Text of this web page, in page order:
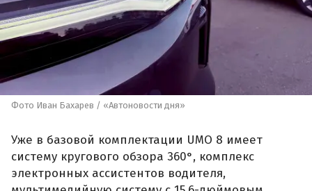
Фото Иван Бахарев / «Автоновости дня»
Уже в базовой комплектации UMO 8 имеет
систему кругового обзора 360°, комплекс
электронных ассистентов водителя,